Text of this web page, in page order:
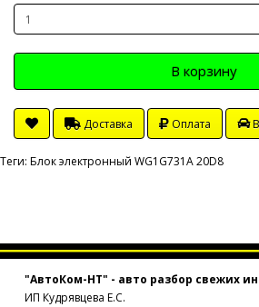
В корзину
Доставка Оплата
Теги: Блок электронный WG1G731A 20D8
"АвтоКом-НТ" - авто разбор свежих
ИП Кудрявцева Е.С.